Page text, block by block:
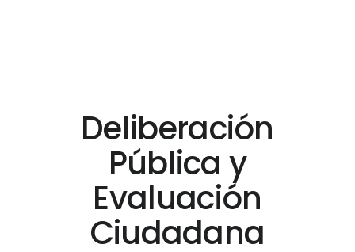
Deliberación
Pública y
Evaluación
Ciudadana